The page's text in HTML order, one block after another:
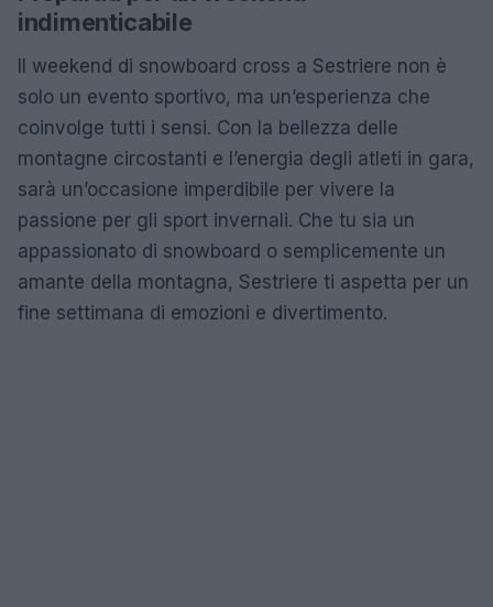
indimenticabile
Il weekend di snowboard cross a Sestriere non è
solo un evento sportivo, ma un’esperienza che
coinvolge tutti i sensi. Con la bellezza delle
montagne circostanti e l’energia degli atleti in gara,
sarà un’occasione imperdibile per vivere la
passione per gli sport invernali. Che tu sia un
appassionato di snowboard o semplicemente un
amante della montagna, Sestriere ti aspetta per un
fine settimana di emozioni e divertimento.